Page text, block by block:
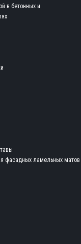
в бетонных и
фасадных ламельных матов